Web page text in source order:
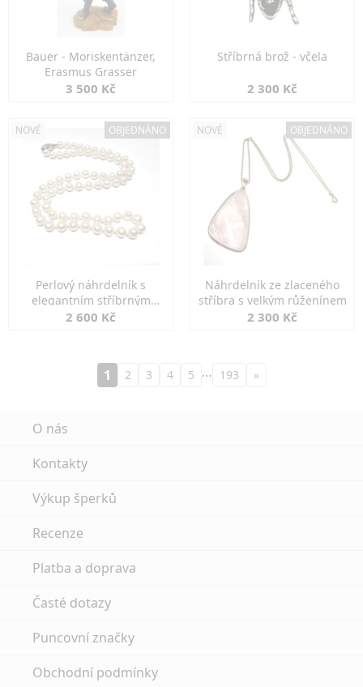
Bauer - Moriskentänzer,
Erasmus Grasser
3 500 Kč
Stříbrná brož - včela
2 300 Kč
NOVÉ OBJEDNÁNO
Perlový náhrdelník s
elegantním stříbrným
zapínáním
2 600 Kč
NOVÉ OBJEDNÁNO
Náhrdelník ze zlaceného
stříbra s velkým růženínem
2 300 Kč
1 2 3 4 5 … 193 »
O nás
Kontakty
Výkup šperků
Recenze
Platba a doprava
Časté dotazy
Puncovní značky
Obchodní podmínky